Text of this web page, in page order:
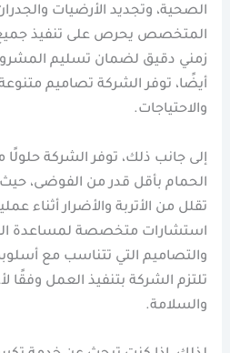
الصحية، وتجديد الأرضيات
المتخصص يحرص على تنفيذ
زمني دقيق لضمان تسليم
أيضًا، توفر الشركة تصاميم
والاحتياجات.
إلى جانب ذلك، توفر الشركة
الحمام بأقل قدر من الفوضى،
تقلل من الأتربة والأضرار أثناء
استشارات متخصصة لمساعدة
والتصاميم التي تتناسب مع
تلتزم الشركة بتنفيذ العمل وفقًا
والسلامة.